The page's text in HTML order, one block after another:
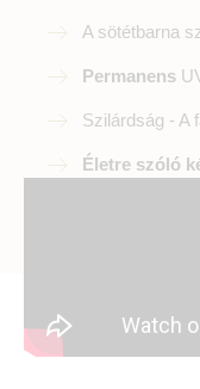
A sötétbarna
Permanens
Szilárdság - A
Életre szóló